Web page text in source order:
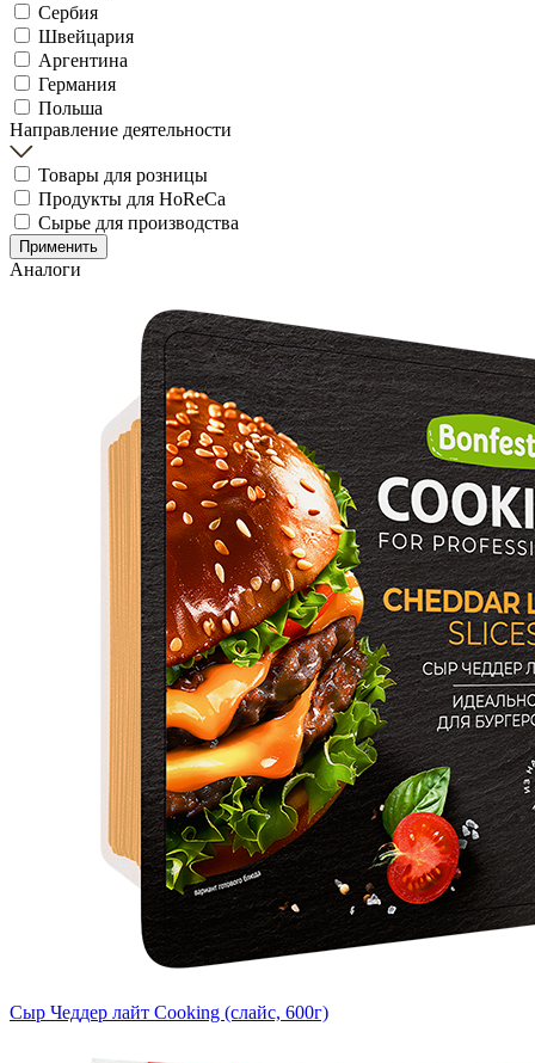
Сербия
Швейцария
Аргентина
Германия
Польша
Направление деятельности
Товары для розницы
Продукты для HoReCa
Сырье для производства
Применить
Аналоги
Сыр Чеддер лайт Cooking (слайс, 600г)